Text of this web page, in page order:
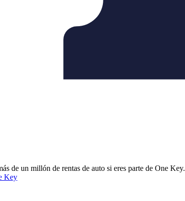
de un millón de rentas de auto si eres parte de One Key.
Key